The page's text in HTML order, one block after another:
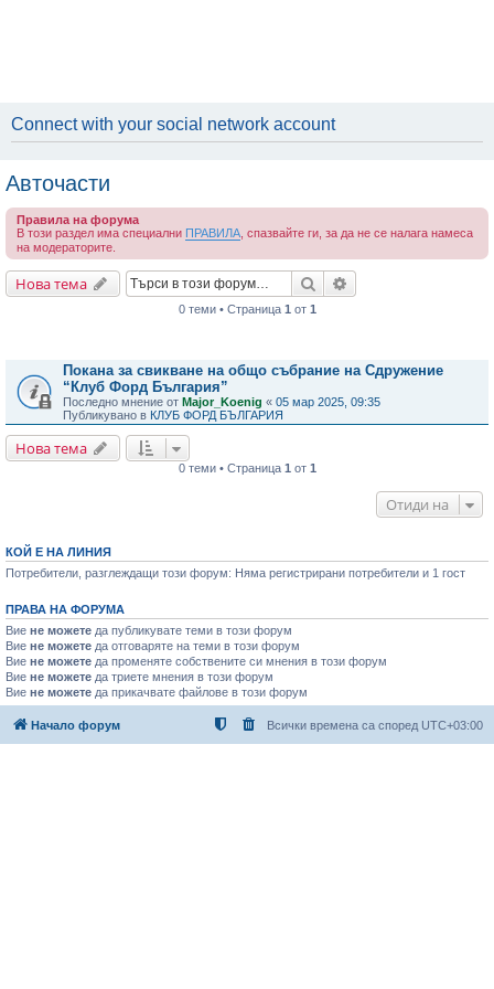
Connect with your social network account
Авточасти
Правила на форума
В този раздел има специални ПРАВИЛА , спазвайте ги, за да не се налага намеса
на модераторите.
Нова тема Търсене
0 теми • Страница 1 от 1
Покана за свикване на общо събрание на Сдружение
“Клуб Форд България”
Последно мнение от Major_Koenig « 05 мар 2025, 09:35
Публикувано в КЛУБ ФОРД БЪЛГАРИЯ
Нова тема
0 теми • Страница 1 от 1
Отиди на
КОЙ Е НА ЛИНИЯ
Потребители, разглеждащи този форум: Няма регистрирани потребители и 1 гост
ПРАВА НА ФОРУМА
Вие не можете да публикувате теми в този форум
Вие не можете да отговаряте на теми в този форум
Вие не можете да променяте собствените си мнения в този форум
Вие не можете да триете мнения в този форум
Вие не можете да прикачвате файлове в този форум
Начало форум Всички времена са според UTC+03:00